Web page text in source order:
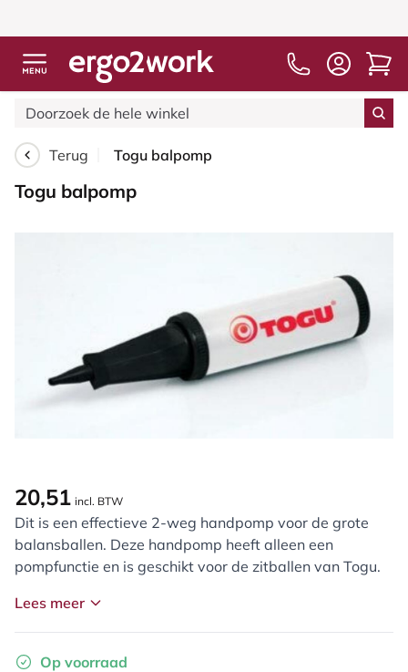
Terug Togu balpomp
Togu balpomp
20,51 incl. BTW
Dit is een effectieve 2-weg handpomp voor de grote
balansballen. Deze handpomp heeft alleen een
pompfunctie en is geschikt voor de zitballen van Togu.
Lees meer
Op voorraad